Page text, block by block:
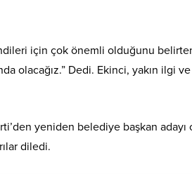
için çok önemli olduğunu
olacağız.” Dedi. Ekinci, yakın ilgi ve
yeniden belediye başkan adayı
diledi.